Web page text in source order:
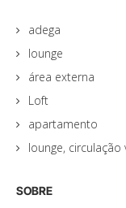
adega
lounge
área externa
Loft
apartamento
lounge, circulação
SOBRE